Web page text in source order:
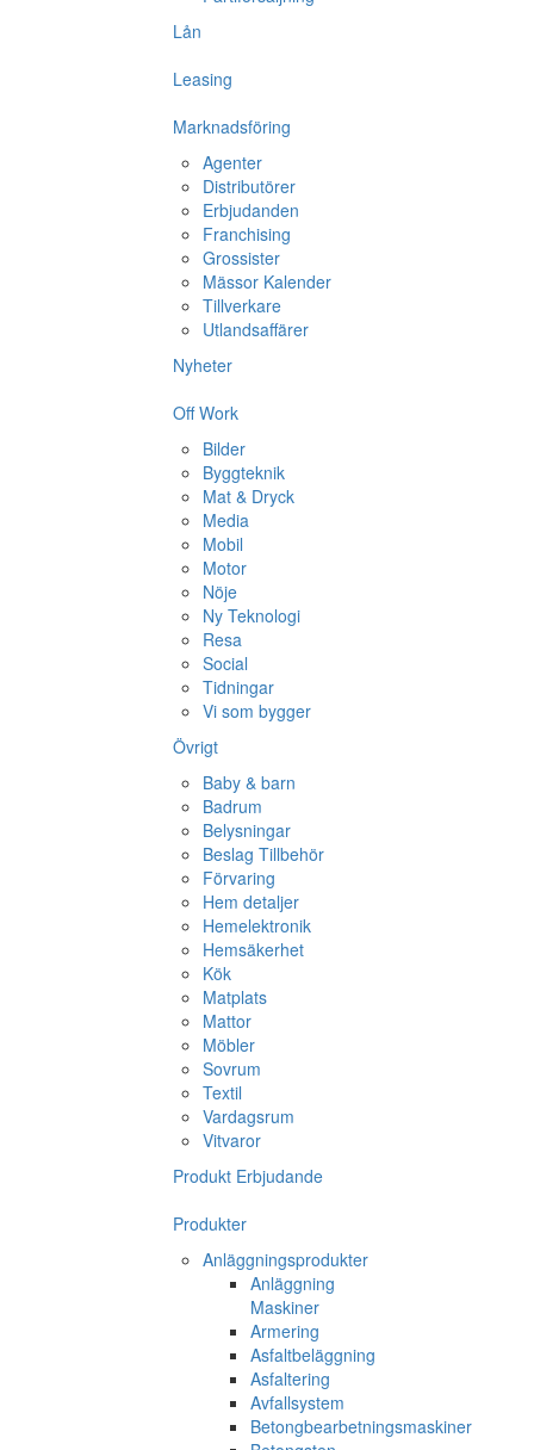
Lån
Leasing
Marknadsföring
Agenter
Distributörer
Erbjudanden
Franchising
Grossister
Mässor Kalender
Tillverkare
Utlandsaffärer
Nyheter
Off Work
Bilder
Byggteknik
Mat & Dryck
Media
Mobil
Motor
Nöje
Ny Teknologi
Resa
Social
Tidningar
Vi som bygger
Övrigt
Baby & barn
Badrum
Belysningar
Beslag Tillbehör
Förvaring
Hem detaljer
Hemelektronik
Hemsäkerhet
Kök
Matplats
Mattor
Möbler
Sovrum
Textil
Vardagsrum
Vitvaror
Produkt Erbjudande
Produkter
Anläggningsprodukter
Anläggning
Maskiner
Armering
Asfaltbeläggning
Asfaltering
Avfallsystem
Betongbearbetningsmaskiner